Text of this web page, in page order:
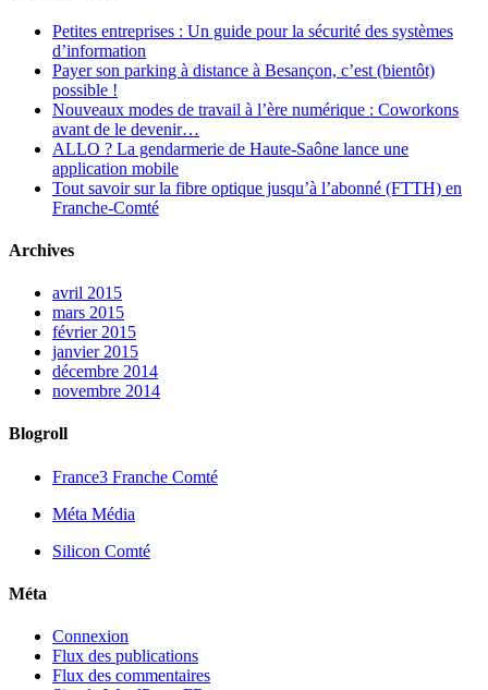
Petites entreprises : Un guide pour la sécurité des systèmes
d’information
Payer son parking à distance à Besançon, c’est (bientôt)
possible !
Nouveaux modes de travail à l’ère numérique : Coworkons
avant de le devenir…
ALLO ? La gendarmerie de Haute-Saône lance une
application mobile
Tout savoir sur la fibre optique jusqu’à l’abonné (FTTH) en
Franche-Comté
Archives
avril 2015
mars 2015
février 2015
janvier 2015
décembre 2014
novembre 2014
Blogroll
France3 Franche Comté
Méta Média
Silicon Comté
Méta
Connexion
Flux des publications
Flux des commentaires